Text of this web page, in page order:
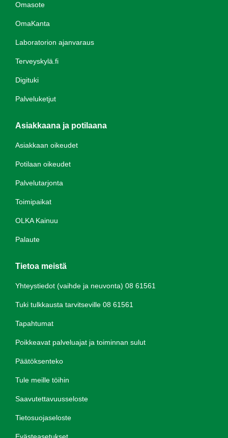
Omasote
OmaKanta
Laboratorion ajanvaraus
Terveyskylä.fi
Digituki
Palveluketjut
Asiakkaana ja potilaana
Asiakkaan oikeudet
Potilaan oikeudet
Palvelutarjonta
Toimipaikat
OLKA Kainuu
Palaute
Tietoa meistä
Yhteystiedot (vaihde ja neuvonta) 08 61561
Tuki tulkkausta tarvitseville 08 61561
Tapahtumat
Poikkeavat palveluajat ja toiminnan sulut
Päätöksenteko
Tule meille töihin
Saavutettavuusseloste
Tietosuojaseloste